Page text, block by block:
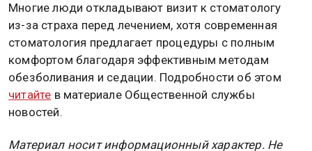
Многие люди откладывают визит к стоматологу
из-за страха перед лечением, хотя современная
стоматология предлагает процедуры с полным
комфортом благодаря эффективным методам
обезболивания и седации. Подробности об этом
читайте в материале Общественной службы
новостей.
Материал носит информационный характер. Не